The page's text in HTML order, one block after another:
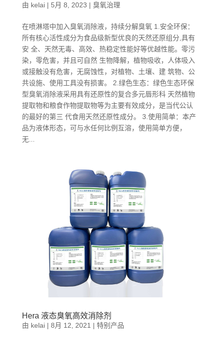
由 kelai| 5月 8, 2023 | 臭氧治理
在喷淋塔中加入臭氧消除液，持续分解臭氧 1.安全环保：
所有核心活性成分为食品级新型优良的天然还原组分,具有
安 全、天然无毒、高效、热稳定性能好等优越性能。零污
染，零危害，并且可自然 生物降解，植物吸收，人体吸入
或接触没有危害，无腐蚀性，对植物、土壤、建 筑物、公
共设施、使用工具没有损害。 2.绿色生态：绿色生态环保
型臭氧消除液采用具有还原性的复合多元唇形科 天然植物
提取物和粮食作物提取物等为主要有效成分，是当代公认
的最好的第三 代食用天然还原性成分。 3.使用简单：本产
品为液体形态，可与水任何比例互溶，使用简单方便，
无...
Hera 液态臭氧高效消除剂
由 kelai| 8月 12, 2021 | 特别产品